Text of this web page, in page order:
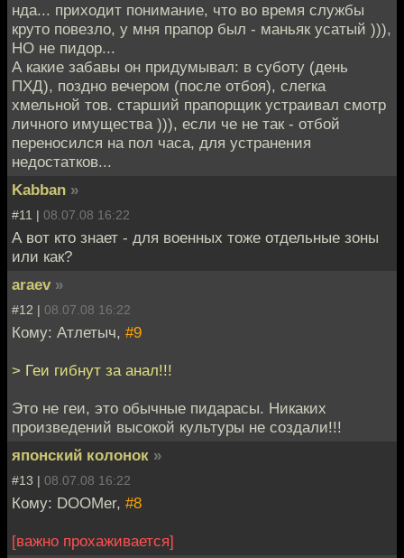
нда... приходит понимание, что во время службы
круто повезло, у мня прапор был - маньяк усатый ))),
НО не пидор...
А какие забавы он придумывал: в суботу (день
ПХД), поздно вечером (после отбоя), слегка
хмельной тов. старший прапорщик устраивал смотр
личного имущества ))), если че не так - отбой
переносился на пол часа, для устранения
недостатков...
Kabban »
#11 | 08.07.08 16:22
А вот кто знает - для военных тоже отдельные зоны
или как?
araev »
#12 | 08.07.08 16:22
Кому: Атлетыч, #9
> Геи гибнут за анал!!!
Это не геи, это обычные пидарасы. Никаких
произведений высокой культуры не создали!!!
японский колонок »
#13 | 08.07.08 16:22
Кому: DOOMer, #8
[важно прохаживается]